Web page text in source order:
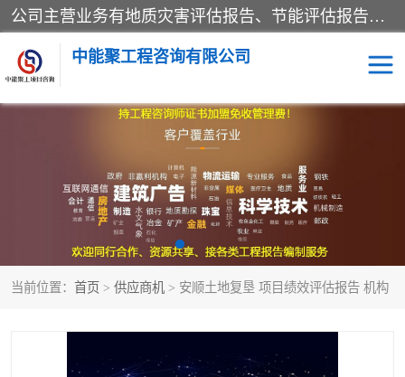
公司主营业务有地质灾害评估报告、节能评估报告、水土保持验收、水资源论证、土地复垦报告、项目可行性研究报告等。是经国家工商总局批准，在法律、法规、决定规定禁止的不得经营；法律、法规、决定规定应当许可（审批）的，经审批机关批准后凭许可（审批）文件经营;法律、法规，市场主体自主选择经营。
中能聚工程咨询有限公司
当前位置： 首页 > 供应商机 > 安顺土地复垦 项目绩效评估报告 机构
水资源论证报告 土地复垦报告
地质灾害评估报告 工程项目验收报告
节能评估报告